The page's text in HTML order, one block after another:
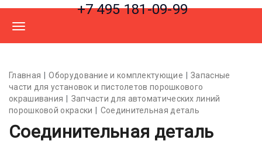
+7 495 181-09-99
Главная Оборудование и комплектующие
Запасные
части для установок и пистолетов порошкового
окрашивания
Запчасти для автоматических линий
порошковой окраски
Соединительная деталь
Соединительная деталь